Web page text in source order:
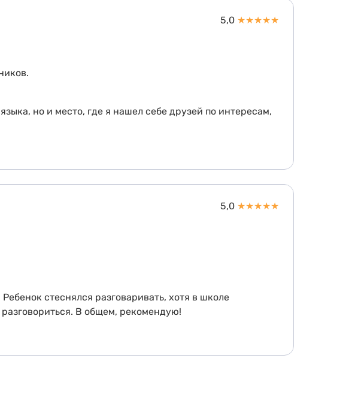
5,0 ★★★★★
но и место, где я нашел себе друзей по интересам,
5,0 ★★★★★
стеснялся разговаривать, хотя в школе
разговориться. В общем, рекомендую!